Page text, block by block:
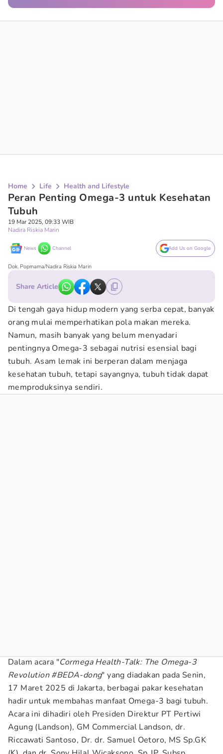
Home Life Health and Lifestyle
Peran Penting Omega-3 untuk Kesehatan
Tubuh
19 Mar 2025, 09:33 WIB
Nadira Riskia Marin
News Channel Add Us on Google
Dok. Popmama/Nadira Riskia Marin
Share Article
Di tengah gaya hidup modern yang serba cepat, banyak
orang mulai memperhatikan pola makan mereka.
Namun, masih banyak yang belum menyadari
pentingnya Omega-3 sebagai nutrisi esensial bagi
tubuh. Asam lemak ini berperan dalam menjaga
kesehatan tubuh, tetapi sayangnya, tubuh tidak dapat
memproduksinya sendiri.
Dalam acara "Cormega Health-Talk: The Omega-3
Revolution #BEDA-dong" yang diadakan pada Senin,
17 Maret 2025 di Jakarta, berbagai pakar kesehatan
hadir untuk membahas manfaat Omega-3 bagi tubuh.
Acara ini dihadiri oleh Presiden Direktur PT Pertiwi
Agung (Landson), GM Commercial Landson, dr.
Riccawati Santoso, Dr. dr. Samuel Oetoro, MS Sp.GK